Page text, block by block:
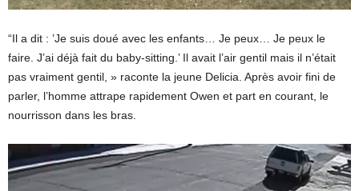
“Il a dit : ’Je suis doué avec les enfants… Je peux… Je peux le
faire. J’ai déjà fait du baby-sitting.’ Il avait l’air gentil mais il n’était
pas vraiment gentil, » raconte la jeune Delicia. Après avoir fini de
parler, l’homme attrape rapidement Owen et part en courant, le
nourrisson dans les bras.